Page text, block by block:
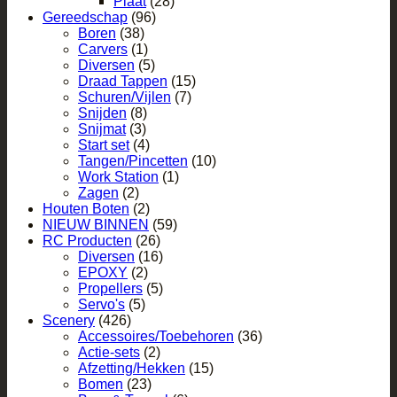
Gereedschap (96)
Boren (38)
Carvers (1)
Diversen (5)
Draad Tappen (15)
Schuren/Vijlen (7)
Snijden (8)
Snijmat (3)
Start set (4)
Tangen/Pincetten (10)
Work Station (1)
Zagen (2)
Houten Boten (2)
NIEUW BINNEN (59)
RC Producten (26)
Diversen (16)
EPOXY (2)
Propellers (5)
Servo's (5)
Scenery (426)
Accessoires/Toebehoren (36)
Actie-sets (2)
Afzetting/Hekken (15)
Bomen (23)